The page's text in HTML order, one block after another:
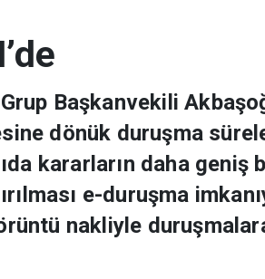
Başkanvekili
dönük duruşma
kararların daha geniş
e-duruşma
nakliyle